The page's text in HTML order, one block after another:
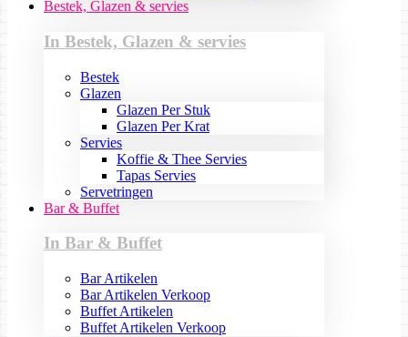
Bestek, Glazen & servies
In Bestek, Glazen & servies
Bestek
Glazen
Glazen Per Stuk
Glazen Per Krat
Servies
Koffie & Thee Servies
Tapas Servies
Servetringen
Bar & Buffet
In Bar & Buffet
Bar Artikelen
Bar Artikelen Verkoop
Buffet Artikelen
Buffet Artikelen Verkoop